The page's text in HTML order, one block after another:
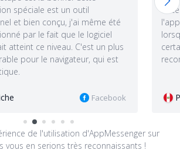
nécessaire, vous pouvez demander à
l'application d'envoyer des notifications
lorsqu'elle a quitté ou est arrivée à un
certain endroit. Bref, le niveau ! !! Je le
recommande !
Instagram
de l'utilisation d'AppMessenger sur
vous en serions très reconnaissants !